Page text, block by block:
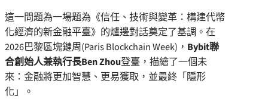
這一問題為一場題為《信任、技術與變革：構建代幣
化經濟的新金融平臺》的爐邊對話奠定了基調。在
2026巴黎區塊鏈周(Paris Blockchain Week)， Bybit聯
合創始人兼執行長Ben Zhou登臺，描繪了一個未
來：金融將更加智慧、更易獲取，並最終「隱形
化」。